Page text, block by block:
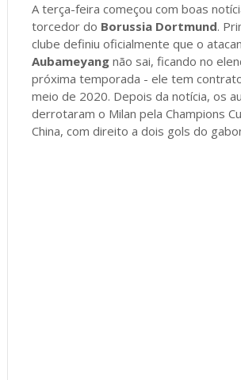
A terça-feira começou com boas
torcedor do Borussia Dortmund.
clube definiu oficialmente que o
Aubameyangnão sai, ficando no
próxima temporada - ele tem
meio de 2020. Depois da notícia, os
derrotaram o Milan pela Champions
China, com direito a dois gols do